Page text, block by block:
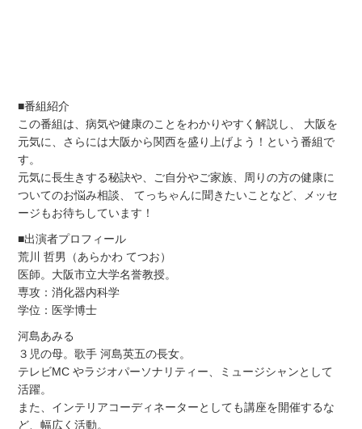
■番組紹介
この番組は、病気や健康のことをわかりやすく解説し、 大阪を
元気に、さらには大阪から関西を盛り上げよう！という番組で
す。
元気に長生きする秘訣や、ご自分やご家族、周りの方の健康に
ついてのお悩み相談、 てっちゃんに聞きたいことなど、メッセ
ージもお待ちしています！
■出演者プロフィール
荒川 哲男（あらかわ てつお）
医師。大阪市立大学名誉教授。
専攻：消化器内科学
学位：医学博士
河島あみる
３児の母。歌手 河島英五の長女。
テレビMC やラジオパーソナリティー、ミュージシャンとして
活躍。
また、インテリアコーディネーターとしても講座を開催するな
ど、幅広く活動。